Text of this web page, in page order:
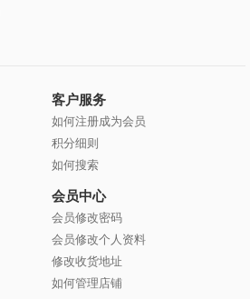
客户服务
如何注册成为会员
积分细则
如何搜索
会员中心
会员修改密码
会员修改个人资料
修改收货地址
如何管理店铺